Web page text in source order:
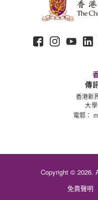
傳
香港新
大
電郵：
Copyright © 2026.
免責聲明